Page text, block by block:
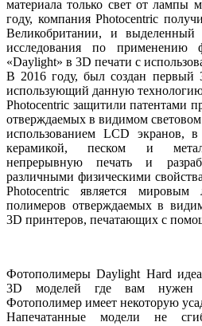
материала только свет от лампы
году, компания Photocentric
Великобритании, и
исследования по применению
«Daylight» в 3D печати с
В 2016 году, был создан первый
использующий данную
Photocentric защитили патентами
отверждаемых в видимом
использованием LCD экранов,
керамикой, песком и
непрерывную печать и
различными физическими
Photocentric является мировым
полимеров отверждаемых в
3D принтеров, печатающих с
Фотополимеры Daylight Hard
3D моделей где вам нужен
Фотополимер имеет некоторую
Напечатанные модели не